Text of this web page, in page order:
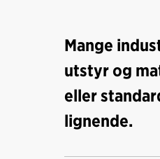
Mange
utstyr og
eller
lignende.